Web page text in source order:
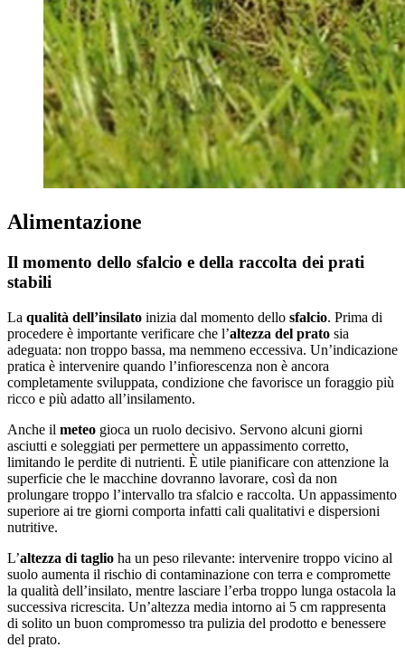
Alimentazione
Il momento dello sfalcio e della raccolta dei prati
stabili
La qualità dell’insilato inizia dal momento dello sfalcio. Prima di
procedere è importante verificare che l’altezza del prato sia
adeguata: non troppo bassa, ma nemmeno eccessiva. Un’indicazione
pratica è intervenire quando l’infiorescenza non è ancora
completamente sviluppata, condizione che favorisce un foraggio più
ricco e più adatto all’insilamento.
Anche il meteo gioca un ruolo decisivo. Servono alcuni giorni
asciutti e soleggiati per permettere un appassimento corretto,
limitando le perdite di nutrienti. È utile pianificare con attenzione la
superficie che le macchine dovranno lavorare, così da non
prolungare troppo l’intervallo tra sfalcio e raccolta. Un appassimento
superiore ai tre giorni comporta infatti cali qualitativi e dispersioni
nutritive.
L’altezza di taglio ha un peso rilevante: intervenire troppo vicino al
suolo aumenta il rischio di contaminazione con terra e compromette
la qualità dell’insilato, mentre lasciare l’erba troppo lunga ostacola la
successiva ricrescita. Un’altezza media intorno ai 5 cm rappresenta
di solito un buon compromesso tra pulizia del prodotto e benessere
del prato.